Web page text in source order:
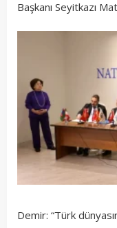
Başkanı Seyitkazı
Demir: “Türk